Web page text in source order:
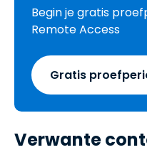
Begin je gratis
Remote Access
Gratis
Verwante